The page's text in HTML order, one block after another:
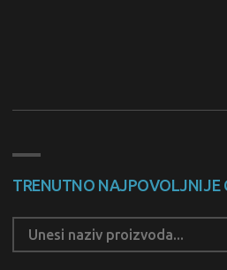
TRENUTNO NAJPOVOLJNIJE